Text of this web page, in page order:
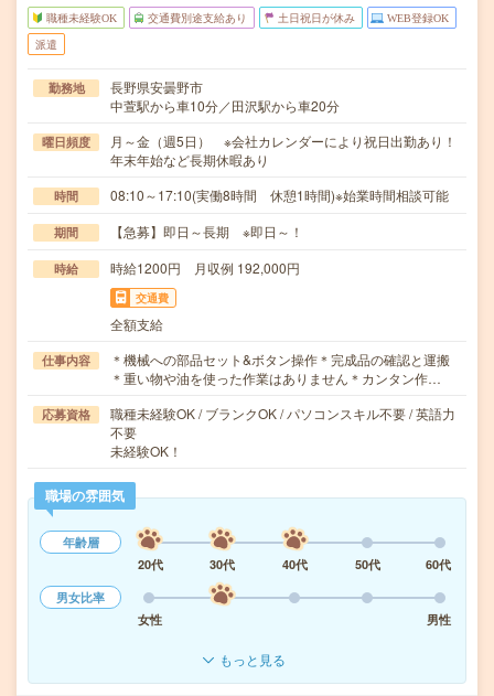
職種未経験OK 交通費別途支給あり 土日祝日が休み WEB登録OK
派遣
勤務地
長野県安曇野市
中萱駅から車10分／田沢駅から車20分
曜日頻度
月～金（週5日） ※会社カレンダーにより祝日出勤あり！
年末年始など長期休暇あり
時間 08:10～17:10(実働8時間 休憩1時間)※始業時間相談可能
期間 【急募】即日～長期 ※即日～！
時給 時給1200円 月収例 192,000円
交通費
全額支給
仕事内容
＊機械への部品セット&ボタン操作＊完成品の確認と運搬
＊重い物や油を使った作業はありません＊カンタン作…
応募資格
職種未経験OK / ブランクOK / パソコンスキル不要 / 英語力
不要
未経験OK！
職場の雰囲気
年齢層
20代
30代 40代 50代
60代
男女比率
女性
男性
もっと見る